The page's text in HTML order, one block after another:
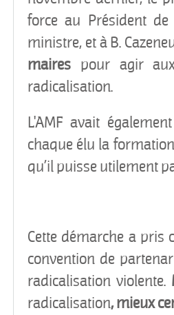
force au Président
ministre, et à B.
maires pour agir
radicalisation.
L'AMF avait
chaque élu la
qu’il puisse utilement
Cette démarche a pris
convention de
radicalisation violente.
radicalisation, mieux